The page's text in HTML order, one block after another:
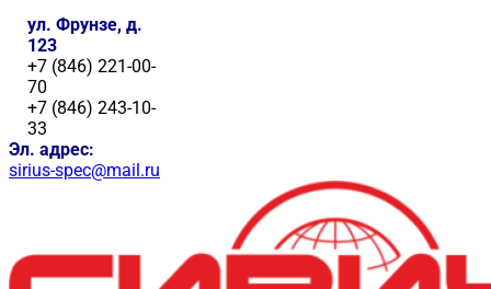
ул. Фрунзе, д.
123
+7 (846) 221-00-
70
+7 (846) 243-10-
33
Эл. адрес:
sirius-spec@mail.ru